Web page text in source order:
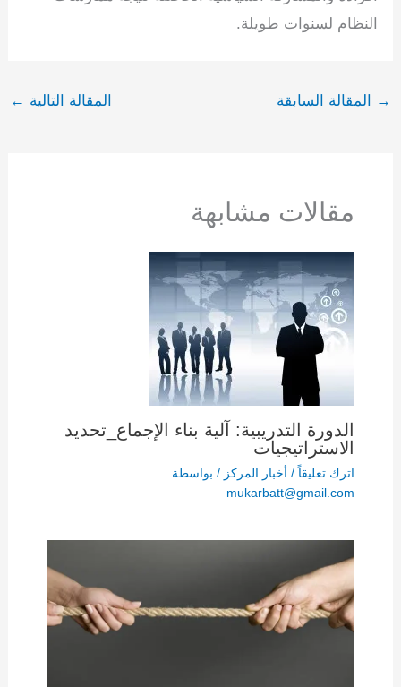
النظام لسنوات طويلة.
→ المقالة السابقة المقالة التالية ←
مقالات مشابهة
الدورة التدريبية: آلية بناء الإجماع_تحديد
الاستراتيجيات
اترك تعليقاً / أخبار المركز / بواسطة
mukarbatt@gmail.com